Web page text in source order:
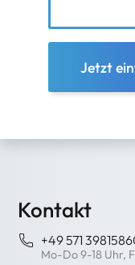
Jetzt
Kontakt
+49 571
Mo-Do 9-18 Uhr,